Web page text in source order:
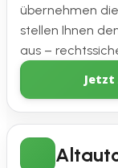
übernehmen
stellen Ihnen
aus –
Jetzt